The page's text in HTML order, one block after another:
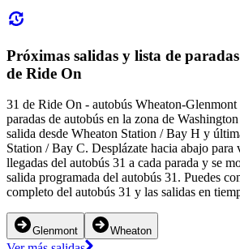
Próximas salidas y lista de
de Ride On
31 de Ride On - autobús Wheaton-
paradas de autobús en la zona de
salida desde Wheaton Station / Bay H y
Station / Bay C. Desplázate hacia abajo para
llegadas del autobús 31 a cada parada y se
salida programada del autobús 31. Puedes
completo del autobús 31 y las salidas en
Glenmont Wheaton